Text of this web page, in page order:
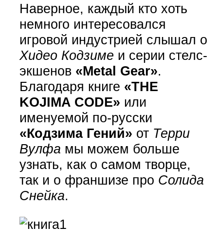
Наверное, каждый кто хоть
немного интересовался
игровой индустрией слышал о
Хидео Кодзиме и серии стелс-
экшенов «Metal Gear».
Благодаря книге «THE
KOJIMA CODE» или
именуемой по-русски
«Кодзима Гений» от Терри
Вулфа мы можем больше
узнать, как о самом творце,
так и о франшизе про Солида
Снейка.